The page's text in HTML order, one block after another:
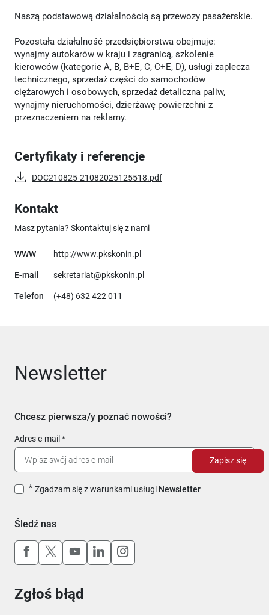
Naszą podstawową działalnością są przewozy pasażerskie.
Pozostała działalność przedsiębiorstwa obejmuje:
wynajmy autokarów w kraju i zagranicą, szkolenie
kierowców (kategorie A, B, B+E, C, C+E, D), usługi zaplecza
technicznego, sprzedaż części do samochodów
ciężarowych i osobowych, sprzedaż detaliczna paliw,
wynajmy nieruchomości, dzierżawę powierzchni z
przeznaczeniem na reklamy.
Certyfikaty i referencje
DOC210825-21082025125518.pdf
Kontakt
Masz pytania? Skontaktuj się z nami
WWW http://www.pkskonin.plUwaga, link otworzy się w nowym
E-mail sekretariat@pkskonin.pl
Telefon (+48) 632 422 011
Newsletter
Chcesz pierwsza/y poznać nowości?
Adres e-mail
Zgadzam się z warunkami usługi Newsletter
Zapisz się
Śledź nas
Uwaga, link otworzy się w nowym oknie
Uwaga, link otworzy się w nowym oknie
Uwaga, link otworzy się w nowym
Uwaga, link otworzy się w
Uwaga, link otworzy się w
Zgłoś błąd